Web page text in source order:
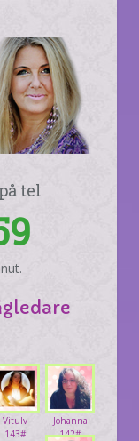
tel
Johanna
142#
Vitulv
143#